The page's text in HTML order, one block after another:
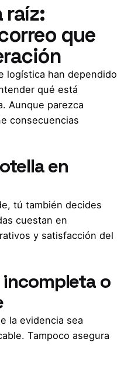
raíz:
que
logística han dependido
qué está
Aunque parezca
consecuencias
en
tú también decides
cuestan en
y satisfacción del
o
la evidencia sea
Tampoco asegura